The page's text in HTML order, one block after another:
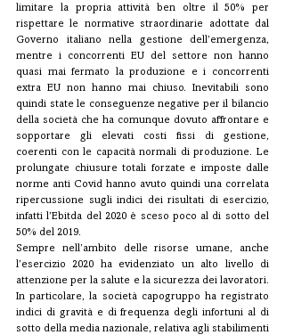
limitare la propria attività ben oltre il 50% per
rispettare le normative straordinarie adottate dal
Governo italiano nella gestione dell’emergenza,
mentre i concorrenti EU del settore non hanno
quasi mai fermato la produzione e i concorrenti
extra EU non hanno mai chiuso. Inevitabili sono
quindi state le conseguenze negative per il bilancio
della società che ha comunque dovuto affrontare e
sopportare gli elevati costi fissi di gestione,
coerenti con le capacità normali di produzione. Le
prolungate chiusure totali forzate e imposte dalle
norme anti Covid hanno avuto quindi una correlata
ripercussione sugli indici dei risultati di esercizio,
infatti l’Ebitda del 2020 è sceso poco al di sotto del
50% del 2019.
Sempre nell’ambito delle risorse umane, anche
l’esercizio 2020 ha evidenziato un alto livello di
attenzione per la salute e la sicurezza dei lavoratori.
In particolare, la società capogruppo ha registrato
indici di gravità e di frequenza degli infortuni al di
sotto della media nazionale, relativa agli stabilimenti